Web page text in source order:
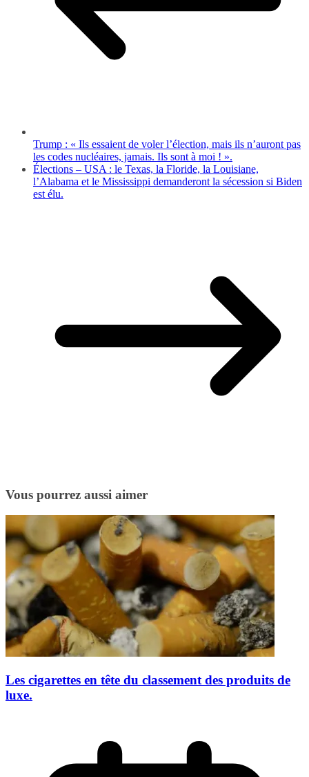
Trump : « Ils essaient de voler l’élection, mais ils n’auront pas
les codes nucléaires, jamais. Ils sont à moi ! ».
Élections – USA : le Texas, la Floride, la Louisiane,
l’Alabama et le Mississippi demanderont la sécession si Biden
est élu.
Vous pourrez aussi aimer
Les cigarettes en tête du classement des produits de
luxe.